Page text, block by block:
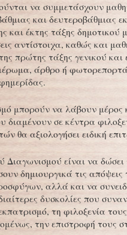
να συμμετάσχουν
και δευτεροβάθμιας
και έκτης τάξης δημοτικού
αντίστοιχα, καθώς και
πρώτης τάξης γενικού
άρθρο ή
μπορούν να λάβουν μέρος
διαμένουν σε κέντρα
θα αξιολογήσει ειδική
είναι να δώσει
δημιουργικά τις
αλλά και να
δυσκολίες που
τη φιλοξενία
την επιστροφή τους